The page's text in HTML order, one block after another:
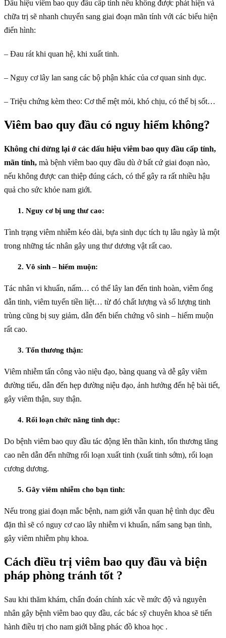
Dấu hiệu viêm bao quy đầu cấp tính nếu không được phát hiện và
chữa trị sẽ nhanh chuyển sang giai đoạn mãn tính với các biểu hiện
điển hình:
– Đau rát khi quan hệ, khi xuất tinh.
– Nguy cơ lây lan sang các bộ phận khác của cơ quan sinh dục.
– Triệu chứng kèm theo: Cơ thể mệt mỏi, khó chịu, có thể bị sốt…
Viêm bao quy đầu có nguy hiểm không?
Không chỉ dừng lại ở các dấu hiệu viêm bao quy đầu cấp tính,
mãn tính, mà bệnh viêm bao quy đầu dù ở bất cứ giai đoạn nào,
nếu không được can thiệp đúng cách, có thể gây ra rất nhiều hậu
quả cho sức khỏe nam giới.
1. Nguy cơ bị ung thư cao:
Tình trạng viêm nhiễm kéo dài, bựa sinh dục tích tụ lâu ngày là một
trong những tác nhân gây ung thư dương vật rất cao.
2. Vô sinh – hiếm muộn:
Tác nhân vi khuẩn, nấm… có thể lây lan đến tinh hoàn, viêm ống
dẫn tinh, viêm tuyến tiền liệt… từ đó chất lượng và số lượng tinh
trùng cũng bị suy giảm, dẫn đến biến chứng vô sinh – hiếm muộn
rất cao.
3. Tổn thương thận:
Viêm nhiễm tấn công vào niệu đạo, bàng quang và dễ gây viêm
đường tiểu, dẫn đến hẹp đường niệu đạo, ảnh hưởng đến hệ bài tiết,
gây viêm thận, suy thận.
4. Rối loạn chức năng tình dục:
Do bệnh viêm bao quy đầu tác động lên thần kinh, tổn thương tăng
cao nên dẫn đến những rối loạn xuất tinh (xuất tinh sớm), rối loạn
cương dương.
5. Gây viêm nhiễm cho bạn tình:
Nếu trong giai đoạn mắc bệnh, nam giới vẫn quan hệ tình dục đều
đặn thì sẽ có nguy cơ cao lây nhiễm vi khuẩn, nấm sang bạn tình,
gây viêm nhiễm phụ khoa.
Cách điều trị viêm bao quy đầu và biện
pháp phòng tránh tốt ?
Sau khi thăm khám, chẩn đoán chính xác về mức độ và nguyên
nhân gây bệnh viêm bao quy đầu, các bác sỹ chuyên khoa sẽ tiến
hành điều trị cho nam giới bằng phác đồ khoa học .